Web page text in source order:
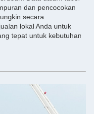
dan pencocokan
secara
lokal Anda untuk
tepat untuk kebutuhan